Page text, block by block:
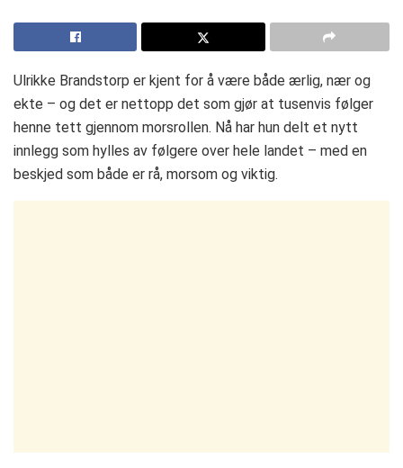
Ulrikke Brandstorp er kjent for å være både ærlig, nær og
ekte – og det er nettopp det som gjør at tusenvis følger
henne tett gjennom morsrollen. Nå har hun delt et nytt
innlegg som hylles av følgere over hele landet – med en
beskjed som både er rå, morsom og viktig.